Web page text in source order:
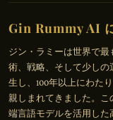
Gin Rummy AI
ジン・ラミーは世界で
術、戦略、そして少しの
生し、100年以上にわた
親しまれてきました。こ
端言語モデルを活用した